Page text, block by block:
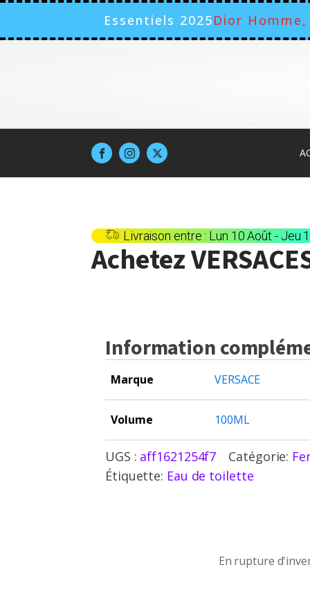
Essentiels 2025Dior
Livraison entre : Lun 10 Août - Jeu
Achetez
Information
Marque VERSACE
Volume 100ML
UGS : aff1621254f7 Catégorie:
Étiquette: Eau de toilette
En rupture